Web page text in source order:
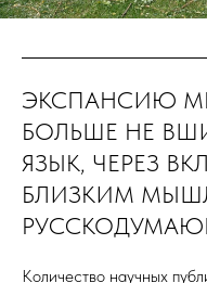
ЭКСПАНСИЮ
БОЛЬШЕ НЕ
ЯЗЫК, ЧЕРЕЗ
БЛИЗКИМ
Количество научных